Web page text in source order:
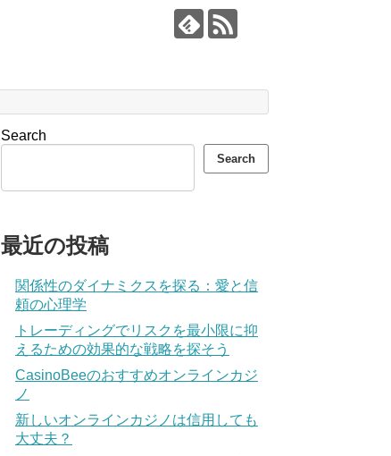
Search
Search
最近の投稿
関係性のダイナミクスを探る：愛と信
頼の心理学
トレーディングでリスクを最小限に抑
えるための効果的な戦略を探そう
CasinoBeeのおすすめオンラインカジ
ノ
新しいオンラインカジノは信用しても
大丈夫？